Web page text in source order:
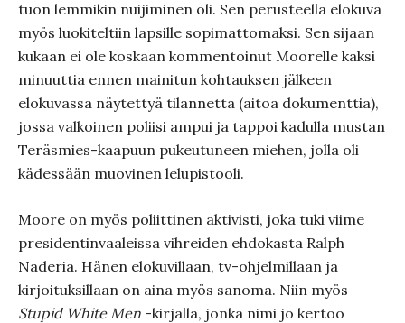
tuon lemmikin nuijiminen oli. Sen perusteella elokuva
myös luokiteltiin lapsille sopimattomaksi. Sen sijaan
kukaan ei ole koskaan kommentoinut Moorelle kaksi
minuuttia ennen mainitun kohtauksen jälkeen
elokuvassa näytettyä tilannetta (aitoa dokumenttia),
jossa valkoinen poliisi ampui ja tappoi kadulla mustan
Teräsmies-kaapuun pukeutuneen miehen, jolla oli
kädessään muovinen lelupistooli.
Moore on myös poliittinen aktivisti, joka tuki viime
presidentinvaaleissa vihreiden ehdokasta Ralph
Naderia. Hänen elokuvillaan, tv-ohjelmillaan ja
kirjoituksillaan on aina myös sanoma. Niin myös
Stupid White Men -kirjalla, jonka nimi jo kertoo